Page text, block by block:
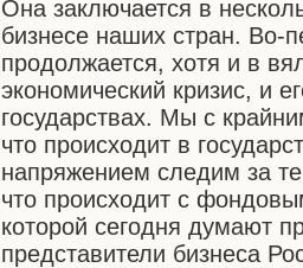
Она заключается в
бизнесе наших стран. Во-
продолжается, хотя и в
экономический кризис, и
государствах. Мы с
что происходит в
напряжением следим за
что происходит с
которой сегодня думают
представители бизнеса